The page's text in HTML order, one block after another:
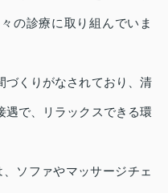
の診療に取り組んでいま
づくりがなされており、清
遇で、リラックスできる環
ソファやマッサージチェ